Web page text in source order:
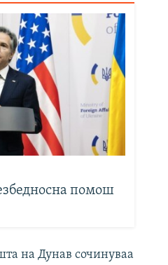
помош
на Дунав сочинуваа